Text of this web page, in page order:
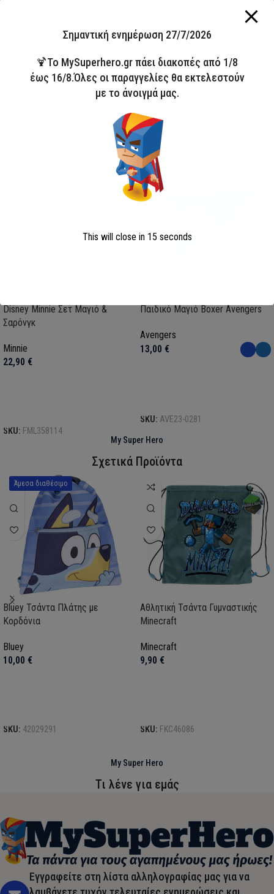
Κατηγορίες:
People watching this product now!
ΣΥΛΛΟΓΗ
ΜΑΓΙΟ 2026
Disney Minnie Σετ Μαγιό &
Σαρόνγκ
Minnie
22,90 €
SKU: FML358114
Άμεσα διαθέσιμο
HOT
Παιδικό Μαγιό Boxer Avengers
Avengers
13,00 €
SKU: AVE23-0281
My Super Hero
Σχετικά Προϊόντα
Άμεσα διαθέσιμο
Bluey Τσάντα Πλάτης με
Κορδόνια
Bluey
10,00 €
SKU: 42029291
Αθλητική Τσάντα Γυμναστικής
Minecraft
Minecraft
9,90 €
SKU: FKC46086
My Super Hero
Τι λένε για εμάς
Εγγραφείτε στη λίστα αλληλογραφίας μας για να
Σημαντική ενημέρωση 27/7/2026
🍹Το MySuperhero.gr πάει διακοπές από 1/8
έως 16/8.Όλες οι παραγγελίες θα εκτελεστούν
με το άνοιγμά μας.
This will close in 15 seconds